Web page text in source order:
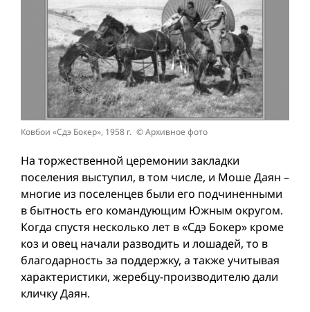
Ковбои «Сдэ Бокер», 1958 г. © Архивное фото
На торжественной церемонии закладки
поселения выступил, в том числе, и Моше Даян –
многие из поселенцев были его подчиненными
в бытность его командующим Южным округом.
Когда спустя несколько лет в «Сдэ Бокеp» кроме
коз и овец начали разводить и лошадей, то в
благодарность за поддержку, а также учитывая
характеристики, жеребцу-производителю дали
кличку Даян.